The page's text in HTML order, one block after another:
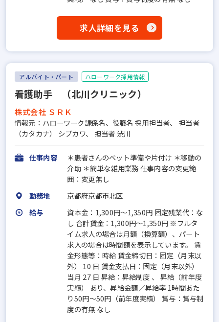
求人詳細を見る
アルバイト・パート ハローワーク採用情報
看護助手 （北川クリニック）
株式会社 ＳＲＫ
情報元：ハローワーク課係名、役職名 採用担当者、 担当者
（カタカナ） シブカワ、 担当者 渋川
仕事内容
＊患者さんのベット準備や片付け ＊移動の
介助 ＊簡単な雑用業務 仕事内容の変更範
囲：変更無し
勤務地
京都府京都市北区
給与
資本金：1,300円〜1,350円 固定残業代：な
し 合計賃金：1,300円～1,350円 ※フルタ
イム求人の場合は月額（換算額）、パート
求人の場合は時間額を表示しています。 賃
金形態等：時給 賃金締切日：固定（月末以
外） 10 日 賃金支払日：固定（月末以外）
当月 27 日 昇給：昇給制度 、 昇給（前年度
実績） あり、昇給金額／昇給率 1時間あた
り50円～50円（前年度実績） 賞与：賞与制
度の有無 なし